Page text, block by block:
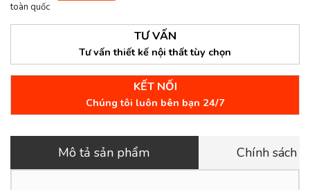
toàn quốc
TƯ VẤN
Tư vấn thiết kế nội thất tùy chọn
KẾT NỐI
Chúng tôi luôn bên bạn 24/7
Mô tả sản phẩm Chính sách